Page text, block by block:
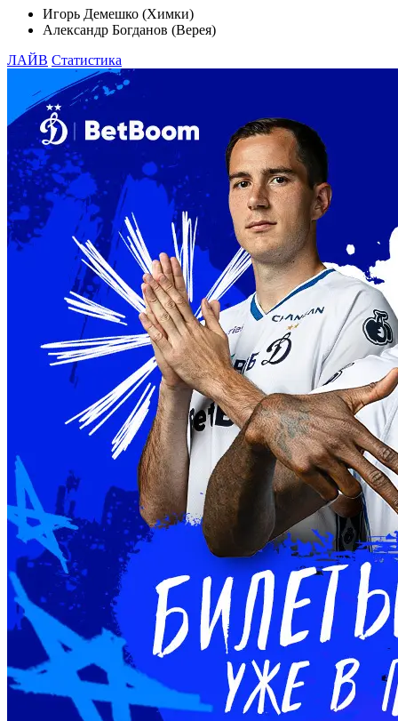
Игорь Демешко (Химки)
Александр Богданов (Верея)
ЛАЙВ Статистика